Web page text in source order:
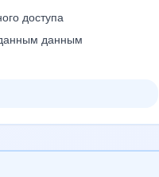
доступа
данным